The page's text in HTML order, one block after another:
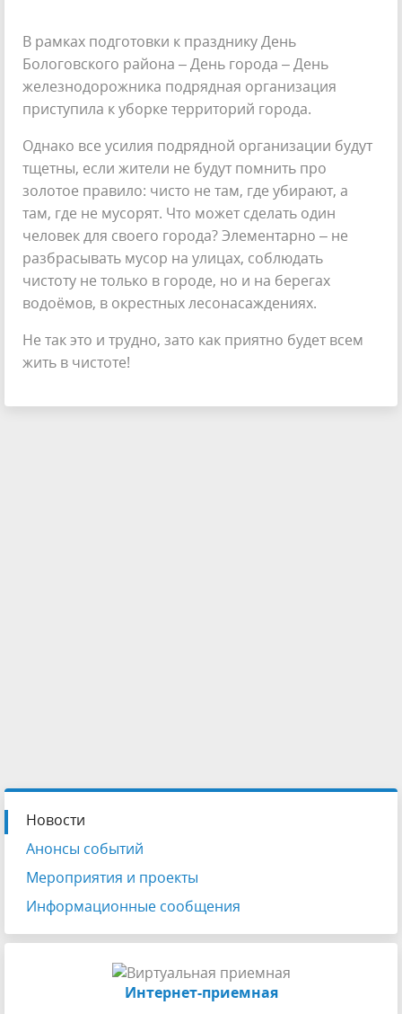
В рамках подготовки к празднику День
Бологовского района – День города – День
железнодорожника подрядная организация
приступила к уборке территорий города.
Однако все усилия подрядной организации будут
тщетны, если жители не будут помнить про
золотое правило: чисто не там, где убирают, а
там, где не мусорят. Что может сделать один
человек для своего города? Элементарно – не
разбрасывать мусор на улицах, соблюдать
чистоту не только в городе, но и на берегах
водоёмов, в окрестных лесонасаждениях.
Не так это и трудно, зато как приятно будет всем
жить в чистоте!
Новости
Анонсы событий
Мероприятия и проекты
Информационные сообщения
Интернет-приемная